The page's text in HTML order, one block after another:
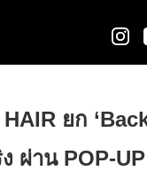
ยก
ผ่าน POP-